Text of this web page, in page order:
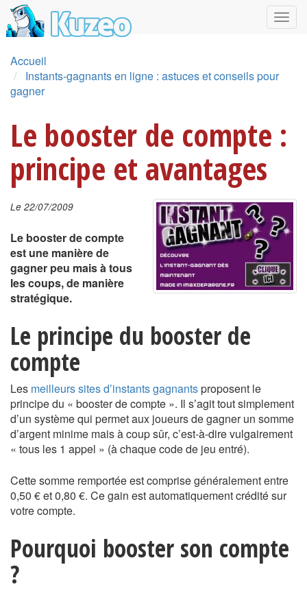
Accueil
Instants-gagnants en ligne : astuces et conseils pour
gagner
Le booster de compte :
principe et avantages
Le 22/07/2009
Le booster de compte
est une manière de
gagner peu mais à tous
les coups, de manière
stratégique.
Le principe du booster de
compte
Les meilleurs sites d’instants gagnantsproposent le
principe du « booster de compte ». Il s’agit tout simplement
d’un système qui permet aux joueurs de gagner un somme
d’argent minime mais à coup sûr, c’est-à-dire vulgairement
« tous les 1 appel » (à chaque code de jeu entré).
Cette somme remportée est comprise généralement entre
0,50 € et 0,80 €. Ce gain est automatiquement crédité sur
votre compte.
Pourquoi booster son compte
?